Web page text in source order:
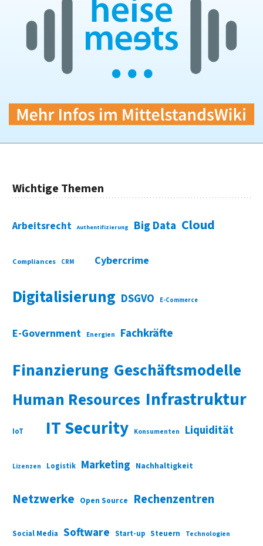
Wichtige Themen
Arbeitsrecht Authentifizierung Big Data Cloud
Compliances CRM Cybercrime
Digitalisierung DSGVO E-Commerce
E-Government Energien Fachkräfte
Finanzierung Geschäftsmodelle
Human Resources Infrastruktur
IoT IT Security Konsumenten Liquidität
Lizenzen Logistik Marketing Nachhaltigkeit
Netzwerke Open Source Rechenzentren
Social Media Software Start-up Steuern Technologien